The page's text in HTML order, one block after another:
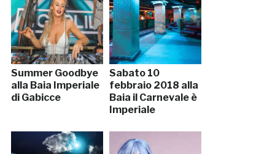
Summer Goodbye
alla Baia Imperiale
di Gabicce
Sabato 10
febbraio 2018 alla
Baia il Carnevale è
Imperiale